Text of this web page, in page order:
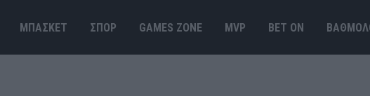
ΜΠΑΣΚΕΤ ΣΠΟΡ GAMES ΖΟΝΕ MVP BET ΟΝ